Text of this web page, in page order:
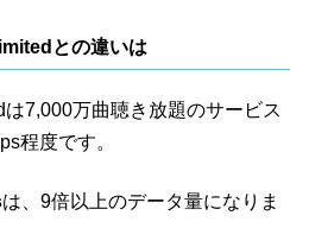
との違いは
7,000万曲聴き放題のサービス
程度です。
は、9倍以上のデータ量になりま